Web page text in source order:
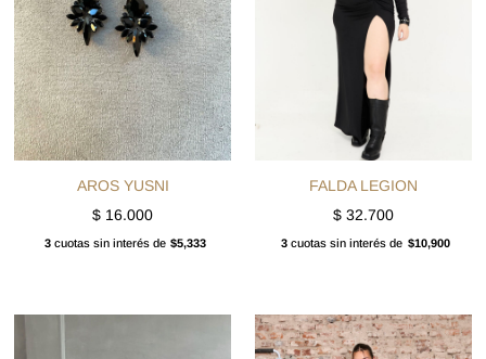
AROS YUSNI
$ 16.000
3cuotas sin interés de $5,333
FALDA LEGION
$32.700
3 cuotas sin interés de $10,900